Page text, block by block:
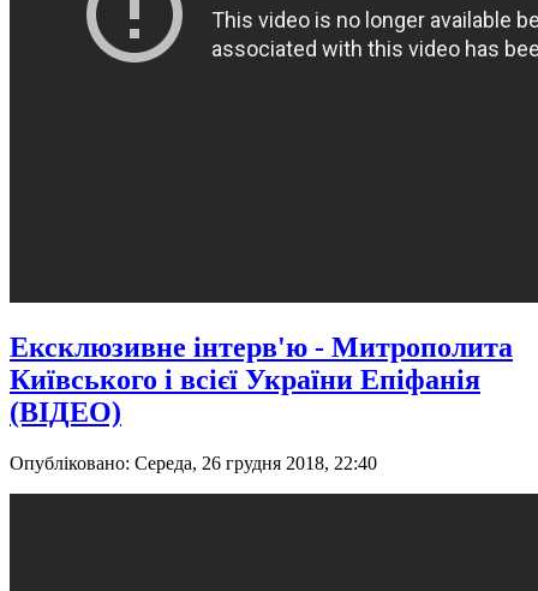
Ексклюзивне інтерв'ю - Митрополита
Київського і всієї України Епіфанія
(ВІДЕО)
Опубліковано: Середа, 26 грудня 2018, 22:40